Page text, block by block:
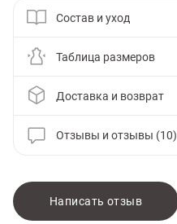
Состав и уход
Таблица размеров
Доставка и возврат
Отзывы и отзывы (10)
Написать отзыв